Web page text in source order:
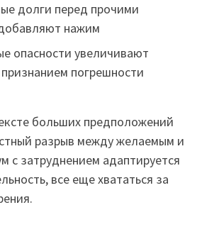
долги перед прочими
нажим
опасности увеличивают
погрешности
больших предположений
разрыв между желаемым и
с затруднением адаптируется
все еще хвататься за